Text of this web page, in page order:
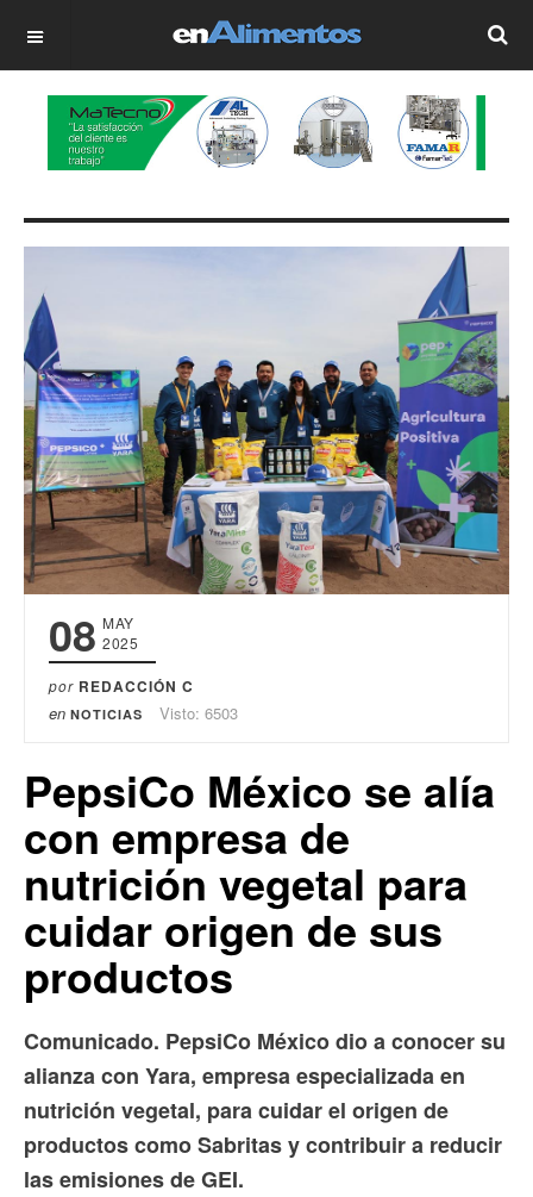
OFF CANVAS
08 MAY
2025
por REDACCIÓN C
en NOTICIAS Visto: 6503
PepsiCo México se alía
con empresa de
nutrición vegetal para
cuidar origen de sus
productos
Comunicado. PepsiCo México dio a conocer su
alianza con Yara, empresa especializada en
nutrición vegetal, para cuidar el origen de
productos como Sabritas y contribuir a reducir
las emisiones de GEI.